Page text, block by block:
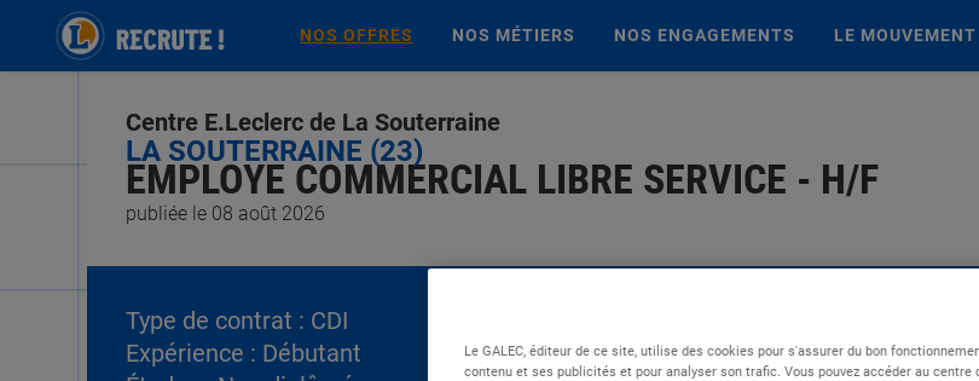
NOS OFFRES NOS MÉTIERS NOS ENGAGEMENTS LE MOUVEMENT
publiée le 08 août 2026
EMPLOYE COMMERCIAL LIBRE SERVICE - H/F
LA SOUTERRAINE (23)
Centre E.Leclerc de La Souterraine
Type de contrat : CDI
Expérience : Débutant
Le GALEC, éditeur de ce site, utilise des cookies pour s'assurer du bon
contenu et ses publicités et pour analyser son trafic. Vous pouvez accéder au